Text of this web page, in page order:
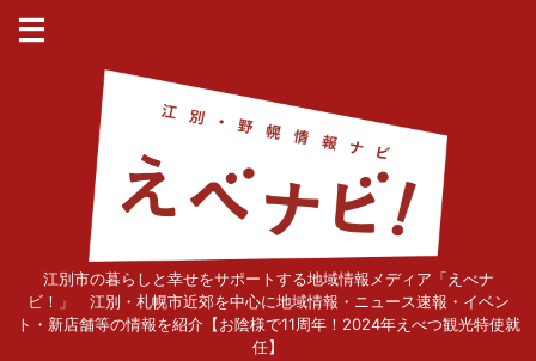
江別市の暮らしと幸せをサポートする地域情報メディア「えべナ
ビ！」 江別・札幌市近郊を中心に地域情報・ニュース速報・イベン
ト・新店舗等の情報を紹介【お陰様で11周年！2024年えべつ観光特使就
任】